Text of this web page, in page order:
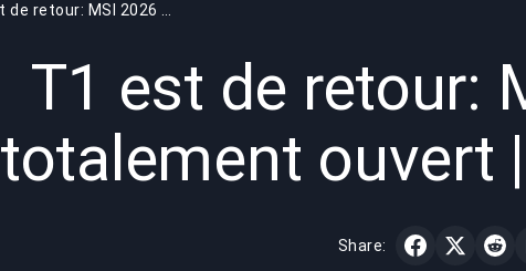
T1 est de retour:
totalement ouvert
Share: